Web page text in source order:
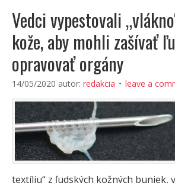
Vedci vypestovali
kože, aby mohli zašívať
opravovať orgány
14/05/2020 autor: redakcia leave a
textíliu“ z ľudských kožných buniek,